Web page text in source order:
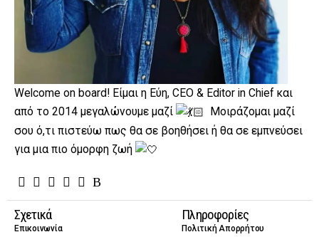
Welcome on board! Είμαι η Εύη, CEO & Editor in Chief και
από το 2014 μεγαλώνουμε μαζί
Μοιράζομαι μαζί
σου ό,τι πιστεύω πως θα σε βοηθήσει ή θα σε εμπνεύσει
για μια πιο όμορφη ζωή
Σχετικά
Επικοινωνία
Πληροφορίες
Πολιτική Απορρήτου